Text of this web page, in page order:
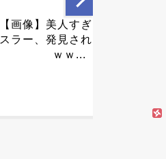
高市内閣、支持率急落…有
権者が気付き始めた“本当の
狙い”とは...